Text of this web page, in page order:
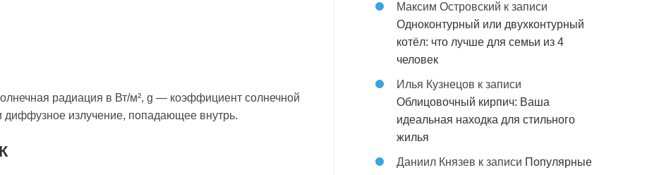
радиация в Вт/м², g — коэффициент солнечной
диффузное излучение, попадающее внутрь.
Максим Островский к записи
Одноконтурный или двухконтурный
котёл: что лучше для семьи из 4
человек
Илья Кузнецов к записи
Облицовочный кирпич: Ваша
идеальная находка для стильного
жилья
Даниил Князев к записи Популярные